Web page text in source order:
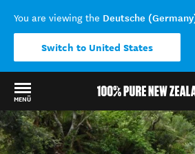
You are viewing the Deutsche
Switch to United States
MENÜ
Back to my results